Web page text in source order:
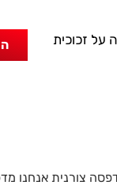
על זכוכית
צורנית אנחנו